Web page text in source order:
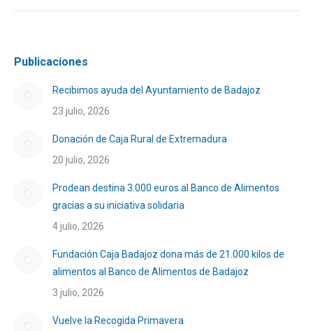
Publicaciones
Recibimos ayuda del Ayuntamiento de Badajoz
23 julio, 2026
Donación de Caja Rural de Extremadura
20 julio, 2026
Prodean destina 3.000 euros al Banco de Alimentos
gracias a su iniciativa solidaria
4 julio, 2026
Fundación Caja Badajoz dona más de 21.000 kilos de
alimentos al Banco de Alimentos de Badajoz
3 julio, 2026
Vuelve la Recogida Primavera